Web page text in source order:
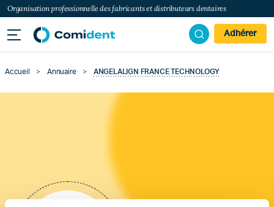
Organisation professionnelle des fabricants et distributeurs dentaires
Adhérer
Accueil > Annuaire > ANGELALIGN FRANCE TECHNOLOGY